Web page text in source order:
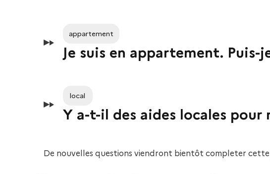
appartement
Je suis en appartement.
local
Y a-t-il des aides locales pour
De nouvelles questions viendront bientôt completer cette